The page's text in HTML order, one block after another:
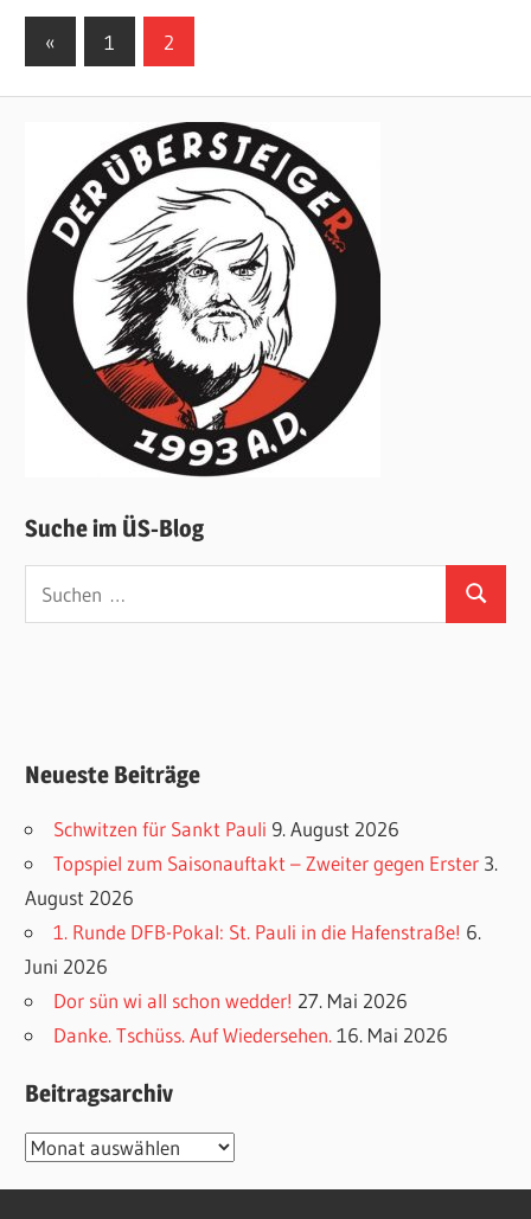
Seitennummerierung
Beiträge
« Vorherige
Beiträge
1 2
Suche im ÜS-Blog
Suchen
Neueste Beiträge
Schwitzen für Sankt Pauli 9. August 2026
Topspiel zum Saisonauftakt – Zweiter gegen Erster 3.
August 2026
1. Runde DFB-Pokal: St. Pauli in die Hafenstraße! 6.
Juni 2026
Dor sün wi all schon wedder! 27. Mai 2026
Danke. Tschüss. Auf Wiedersehen. 16. Mai 2026
Beitragsarchiv
Beitragsarchiv